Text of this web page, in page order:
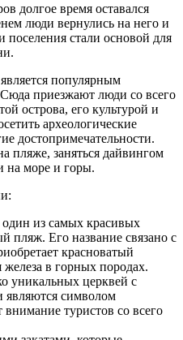
долгое время оставался
люди вернулись на него и
стали основой для
популярным
приезжают люди со всего
острова, его культурой и
археологические
достопримечательности.
пляже, заняться дайвингом
на море и горы.
из самых красивых
Его название связано с
красноватый
железа в горных породах.
уникальных церквей с
символом
туристов со всего